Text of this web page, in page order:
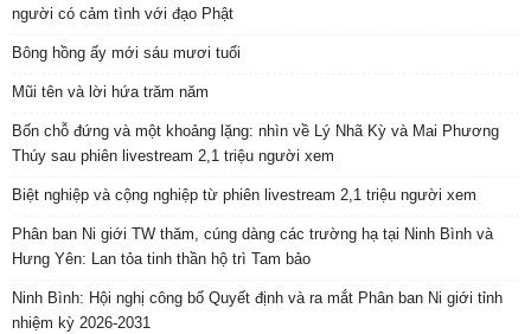
người có cảm tình với đạo Phật
Bông hồng ấy mới sáu mươi tuổi
Mũi tên và lời hứa trăm năm
Bốn chỗ đứng và một khoảng lặng: nhìn về Lý Nhã Kỳ và Mai Phương
Thúy sau phiên livestream 2,1 triệu người xem
Biệt nghiệp và cộng nghiệp từ phiên livestream 2,1 triệu người xem
Phân ban Ni giới TW thăm, cúng dàng các trường hạ tại Ninh Bình và
Hưng Yên: Lan tỏa tinh thần hộ trì Tam bảo
Ninh Bình: Hội nghị công bố Quyết định và ra mắt Phân ban Ni giới tỉnh
nhiệm kỳ 2026-2031